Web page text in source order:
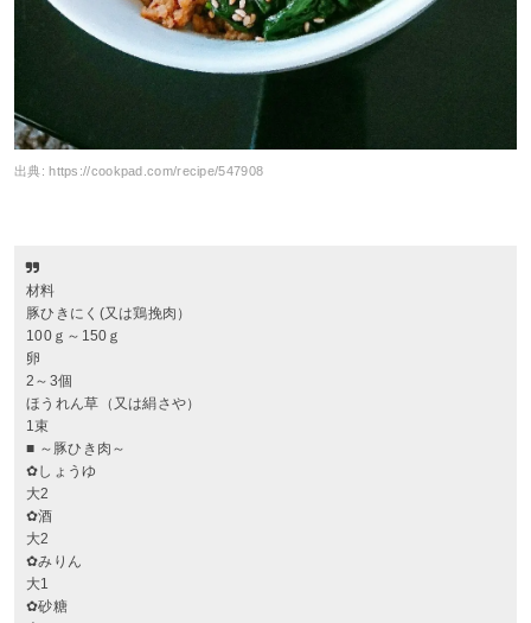
出典: https://cookpad.com/recipe/547908
材料
豚ひきにく(又は鶏挽肉）
100ｇ～150ｇ
卵
2～3個
ほうれん草（又は絹さや）
1束
■ ～豚ひき肉～
✿しょうゆ
大2
✿酒
大2
✿みりん
大1
✿砂糖